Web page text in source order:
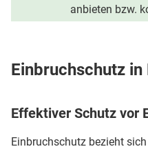
anbieten bzw.
Einbruchschutz in
Effektiver Schutz vor
Einbruchschutz bezieht